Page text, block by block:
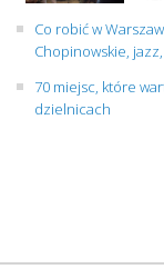
Co robić w
Chopinowskie,
70 miejsc, które
dzielnicach